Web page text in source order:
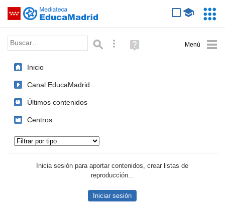
Saltar navegación
Palabra o frase: Búsqueda avanzada
Ayuda
(en
Inicio
Canal EducaMadrid
Últimos contenidos
Centros
Inicia sesión para aportar contenidos, crear listas de
reproducción...
Iniciar sesión